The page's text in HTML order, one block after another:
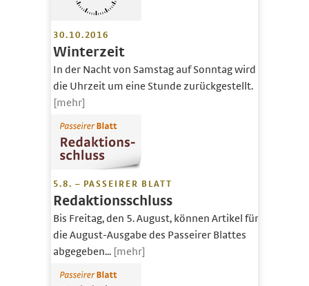
30.10.2016
Winterzeit
In der Nacht von Samstag auf Sonntag wird
die Uhrzeit um eine Stunde zurückgestellt.
[mehr]
5.8. – PASSEIRER BLATT
Redaktionsschluss
Bis Freitag, den 5. August, können Artikel für
die August-Ausgabe des Passeirer Blattes
abgegeben... [mehr]